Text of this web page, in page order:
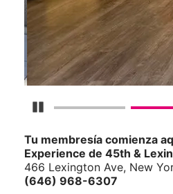
Detener carrusel
Tu membresía comienza
Experience de 45th &
466 Lexington Ave, New
(646) 968-6307